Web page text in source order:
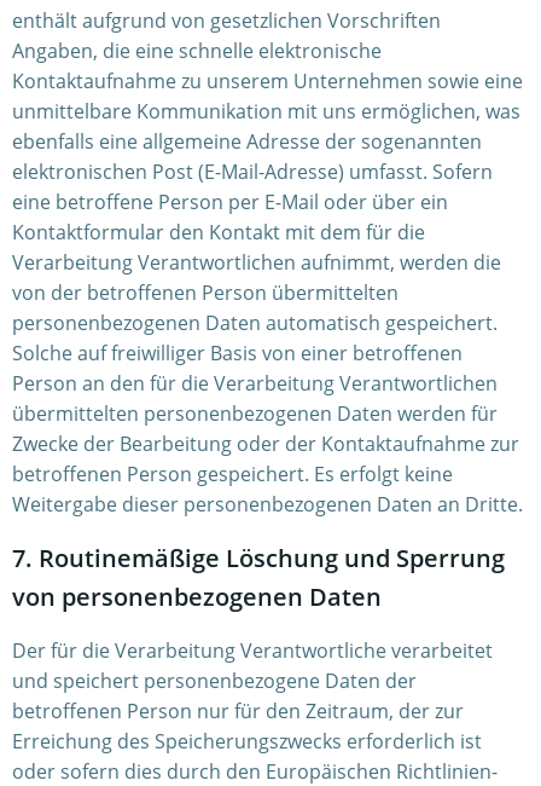
enthält aufgrund von gesetzlichen Vorschriften
Angaben, die eine schnelle elektronische
Kontaktaufnahme zu unserem Unternehmen sowie eine
unmittelbare Kommunikation mit uns ermöglichen, was
ebenfalls eine allgemeine Adresse der sogenannten
elektronischen Post (E-Mail-Adresse) umfasst. Sofern
eine betroffene Person per E-Mail oder über ein
Kontaktformular den Kontakt mit dem für die
Verarbeitung Verantwortlichen aufnimmt, werden die
von der betroffenen Person übermittelten
personenbezogenen Daten automatisch gespeichert.
Solche auf freiwilliger Basis von einer betroffenen
Person an den für die Verarbeitung Verantwortlichen
übermittelten personenbezogenen Daten werden für
Zwecke der Bearbeitung oder der Kontaktaufnahme zur
betroffenen Person gespeichert. Es erfolgt keine
Weitergabe dieser personenbezogenen Daten an Dritte.
7. Routinemäßige Löschung und Sperrung
von personenbezogenen Daten
Der für die Verarbeitung Verantwortliche verarbeitet
und speichert personenbezogene Daten der
betroffenen Person nur für den Zeitraum, der zur
Erreichung des Speicherungszwecks erforderlich ist
oder sofern dies durch den Europäischen Richtlinien-